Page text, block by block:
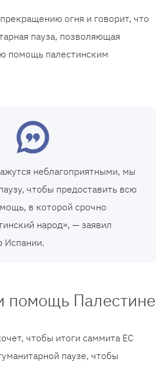
огня и говорит, что
пауза, позволяющая
помощь палестинским
неблагоприятными, мы
чтобы предоставить всю
в которой срочно
народ», — заявил
Испании.
помощь Палестине
чтобы итоги саммита ЕС
паузе, чтобы